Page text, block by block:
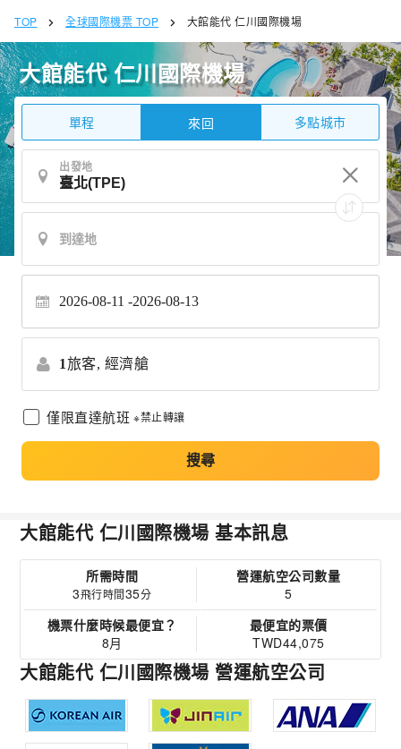
TOP 全球國際機票 TOP 大館能代 仁川國際機場
大館能代 仁川國際機場
單程 來回 多點城市
出發地
2026-08-11 2026-08-13
1旅客, 經濟艙
僅限直達航班 ※禁止轉讓
搜尋
大館能代 仁川國際機場 基本訊息
所需時間
3飛行時間35分
營運航空公司數量
5
機票什麼時候最便宜？
8月
最便宜的票價
TWD44,075
大館能代 仁川國際機場 營運航空公司